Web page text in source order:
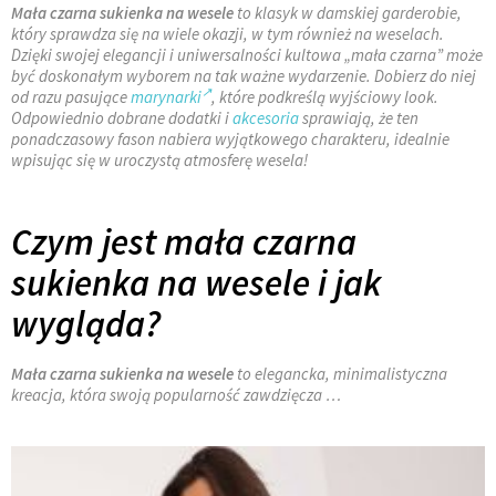
Mała czarna sukienka na wesele to klasyk w damskiej garderobie,
który sprawdza się na wiele okazji, w tym również na weselach.
Dzięki swojej elegancji i uniwersalności kultowa „mała czarna” może
być doskonałym wyborem na tak ważne wydarzenie. Dobierz do niej
od razu pasującemarynarki , które podkreślą wyjściowy look.
Odpowiednio dobrane dodatki iakcesoriasprawiają, że ten
ponadczasowy fason nabiera wyjątkowego charakteru, idealnie
wpisując się w uroczystą atmosferę wesela!
Czym jest mała czarna
sukienka na wesele i jak
wygląda?
Mała czarna sukienka na wesele to elegancka, minimalistyczna
kreacja, która swoją popularność zawdzięcza …